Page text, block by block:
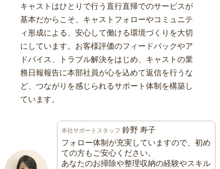
キャストはひとりで行う直行直帰でのサービスが
基本だからこそ、キャストフォローやコミュニテ
ィ形成による、安心して働ける環境づくりを大切
にしています。お客様評価のフィードバックやア
ドバイス、トラブル解決をはじめ、キャストの業
務日報報告に本部社員が心を込めて返信を行うな
ど、つながりを感じられるサポート体制を構築し
ています。
本社サポートスタッフ 鈴野 寿子
フォロー体制が充実していますので、初め
ての方もご安心ください。
あなたのお掃除や整理収納の経験やスキル